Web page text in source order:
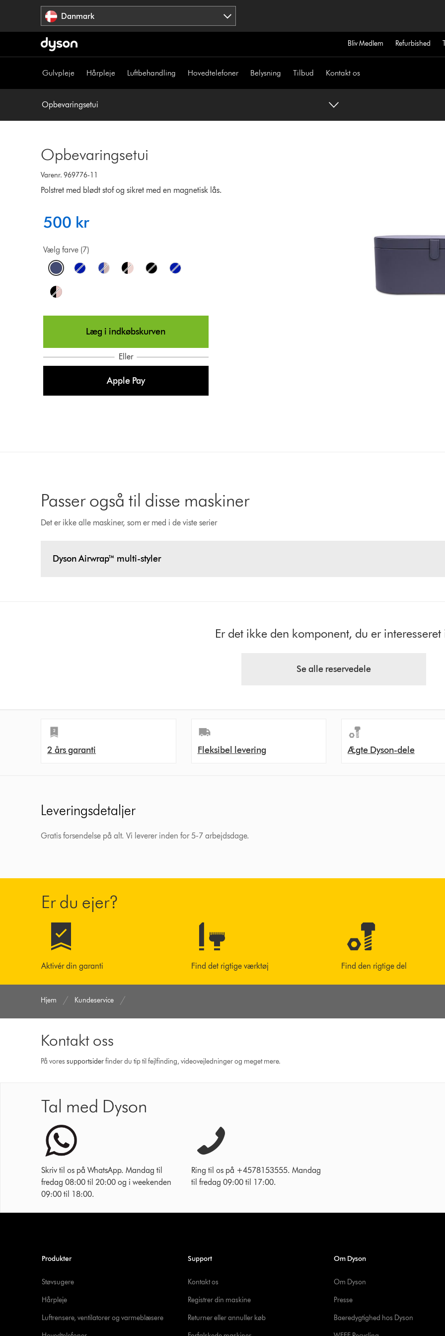
Danmark
Bliv Medlem Refurbished
Gulvpleje Hårpleje Luftbehandling Hovedtelefoner Belysning Tilbud Kontakt os
Opbevaringsetui
Opbevaringsetui
Varenr. 969776-11
Polstret med blødt stof og sikret med en magnetisk lås.
500 kr
Vælg farve (7)
Læg i indkøbskurven
Eller
Apple Pay
Passer også til disse maskiner
Det er ikke alle maskiner, som er med i de viste serier
Dyson Airwrap™ multi-styler
Er det ikke den komponent, du er interesseret
Se alle reservedele
2 års garanti Fleksibel levering Ægte Dyson-dele
Leveringsdetaljer
Gratis forsendelse på alt. Vi leverer inden for 5-7 arbejdsdage.
Er du ejer?
Aktivér din garanti Find det rigtige værktøj Find den rigtige del
Hjem Kundeservice
Kontakt oss
På voressupport­siderfinder du tip til fejlfinding, video­vejledninger og meget mere.
Tal med Dyson
Skriv til os på WhatsApp. Mandag til
fredag 08:00 til 20:00 og i weekenden
09:00 til 18:00.
Ring til os på +4578153555. Mandag
til fredag 09:00 til 17:00.
Produkter
Støvsugere
Hårpleje
Luftrensere, ventilatorer og varmeblæsere
Support
Kontakt os
Registrer din maskine
Returner eller annuller køb
Om Dyson
Om Dyson
Presse
Baeredygtighed hos Dyson